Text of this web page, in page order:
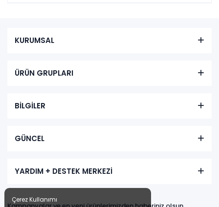
KURUMSAL
ÜRÜN GRUPLARI
BİLGİLER
GÜNCEL
YARDIM + DESTEK MERKEZİ
Çerez Kullanımı